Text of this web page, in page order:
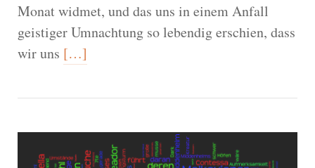
Monat widmet, und das uns in einem Anfall
geistiger Umnachtung so lebendig erschien, dass
wir uns […]